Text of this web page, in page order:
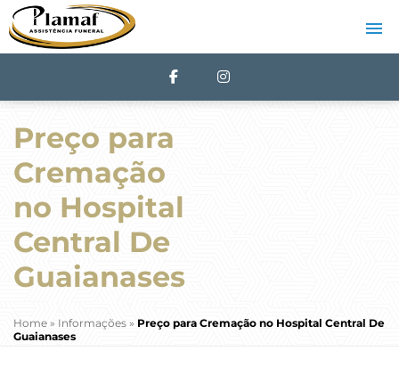
Preço para
Cremação
no Hospital
Central De
Guaianases
Home » Informações » Preço para Cremação no Hospital Central De
Guaianases